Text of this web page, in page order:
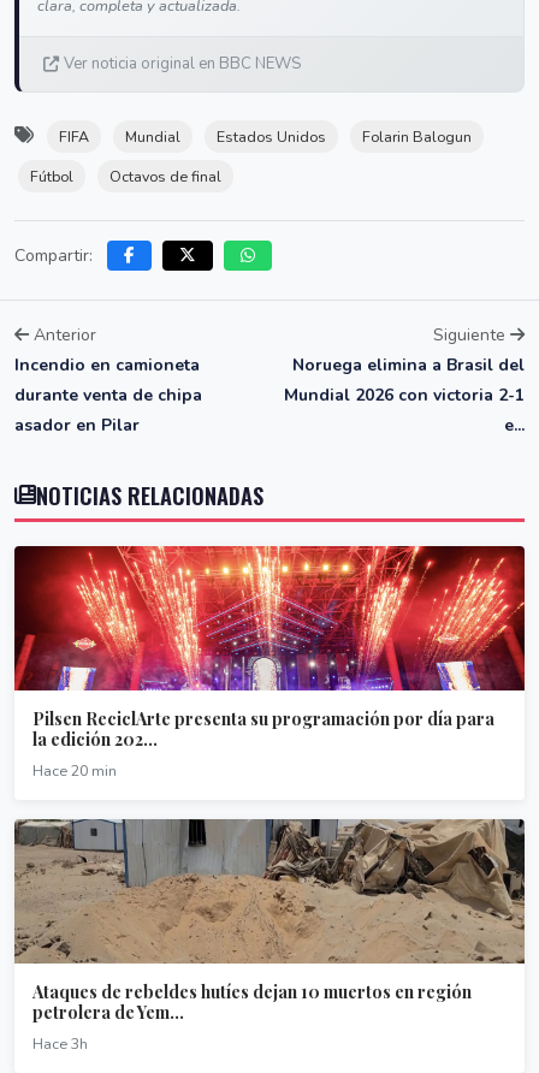
clara, completa y actualizada.
Ver noticia original en BBC NEWS
FIFA Mundial Estados Unidos
Folarin Balogun
Fútbol
Octavos de final
Compartir:
Anterior
Incendio en camioneta
durante venta de chipa
asador en Pilar
Siguiente
Noruega elimina a Brasil del
Mundial 2026 con victoria 2-1
e...
NOTICIAS RELACIONADAS
Pilsen ReciclArte presenta su programación por día para
la edición 202...
Hace 20 min
Ataques de rebeldes hutíes dejan 10 muertos en región
petrolera de Yem...
Hace 3h